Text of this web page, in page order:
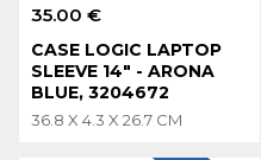
35.00 €
CASE LOGIC LAPTOP
SLEEVE 14" - ARONA
BLUE, 3204672
36.8 X 4.3 X 26.7 CM